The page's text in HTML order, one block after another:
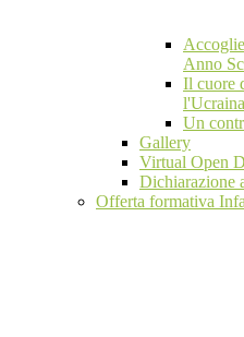
Anno
Il cuore
l'Ucraina
Un
Gallery
Virtual Open
Dichiarazione
Offerta formativa